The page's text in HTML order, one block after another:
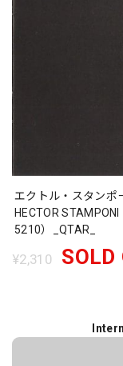
エクトル・スタンポ
HECTOR
5210）_QTAR_
¥2,310 SOLD